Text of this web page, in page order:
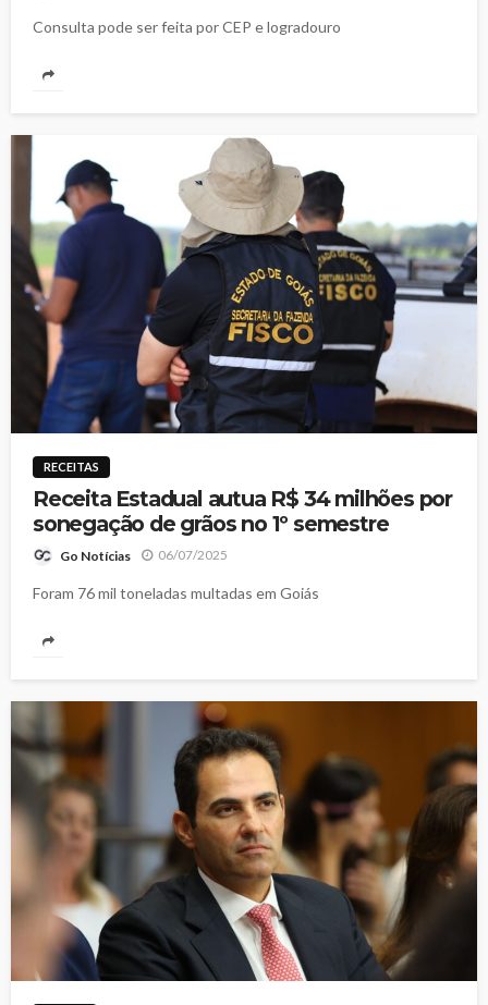
Consulta pode ser feita por CEP e logradouro
RECEITAS
Receita Estadual autua R$ 34 milhões por
sonegação de grãos no 1º semestre
Go Notícias 06/07/2025
Foram 76 mil toneladas multadas em Goiás